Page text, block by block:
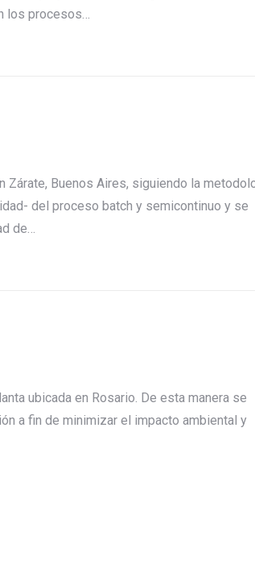
los procesos…
Buenos Aires, siguiendo la
del proceso batch y semicontinuo y se
de…
ubicada en Rosario. De esta manera se
a fin de minimizar el impacto ambiental y